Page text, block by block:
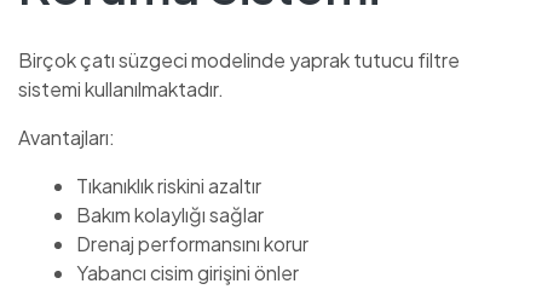
Birçok çatı süzgeci modelinde yaprak tutucu filtre
sistemi kullanılmaktadır.
Avantajları:
Tıkanıklık riskini azaltır
Bakım kolaylığı sağlar
Drenaj performansını korur
Yabancı cisim girişini önler